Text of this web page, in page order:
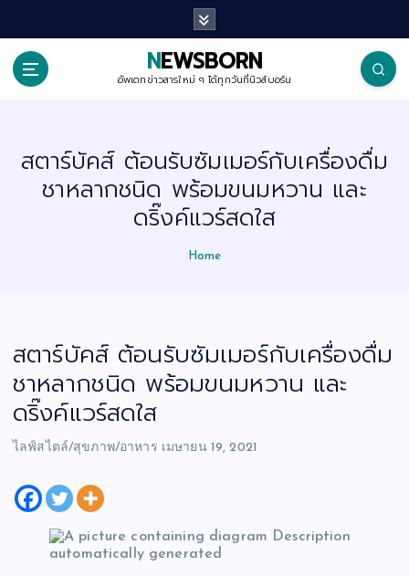
i
NEWSBORN
อัพเดทข่าวสารใหม่ ๆ ได้ทุกวันที่นิวส์บอร์น
สตาร์บัคส์ ต้อนรับซัมเมอร์กับเครื่องดื่ม
ชาหลากชนิด พร้อมขนมหวาน และ
ดริ๊งค์แวร์สดใส
Home
สตาร์บัคส์ ต้อนรับซัมเมอร์กับเครื่องดื่ม
ชาหลากชนิด พร้อมขนมหวาน และ
ดริ๊งค์แวร์สดใส
ไลฟ์สไตล์/สุขภาพ/อาหาร เมษายน 19, 2021